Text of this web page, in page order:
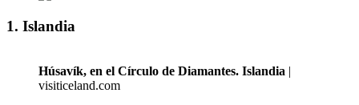
1. Islandia
Húsavík, en el Círculo de Diamantes. Islandia |
visiticeland.com